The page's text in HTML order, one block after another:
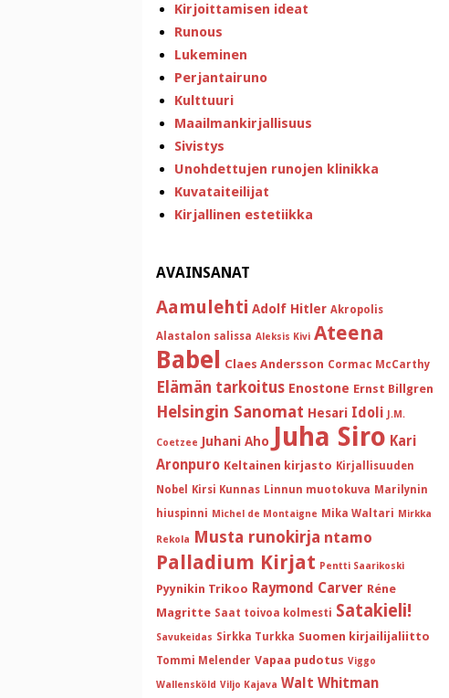
Kirjoittamisen ideat
Runous
Lukeminen
Perjantairuno
Kulttuuri
Maailmankirjallisuus
Sivistys
Unohdettujen runojen klinikka
Kuvataiteilijat
Kirjallinen estetiikka
AVAINSANAT
Aamulehti Adolf Hitler Akropolis
Alastalon salissa Aleksis Kivi Ateena
Babel Claes Andersson Cormac McCarthy
Elämän tarkoitus Enostone Ernst Billgren
Helsingin Sanomat Hesari Idoli J.M.
Coetzee Juhani Aho Juha Siro Kari
Aronpuro Keltainen kirjasto Kirjallisuuden
Nobel
Kirsi Kunnas Linnun muotokuva Marilynin
hiuspinni Michel de Montaigne Mika Waltari Mirkka
Rekola Musta runokirja ntamo
Palladium Kirjat Pentti Saarikoski
Pyynikin Trikoo Raymond Carver Réne
Magritte Saat toivoa kolmesti Satakieli!
Savukeidas Sirkka Turkka Suomen kirjailijaliitto
Tommi Melender Vapaa pudotus Viggo
Wallensköld Viljo Kajava Walt Whitman